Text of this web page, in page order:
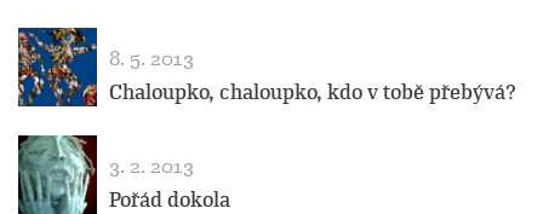
8. 5. 2013
Chaloupko, chaloupko, kdo v tobě přebývá?
3. 2. 2013
Pořád dokola